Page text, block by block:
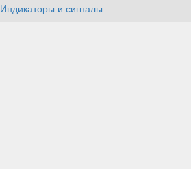
Индикаторы и сигналы